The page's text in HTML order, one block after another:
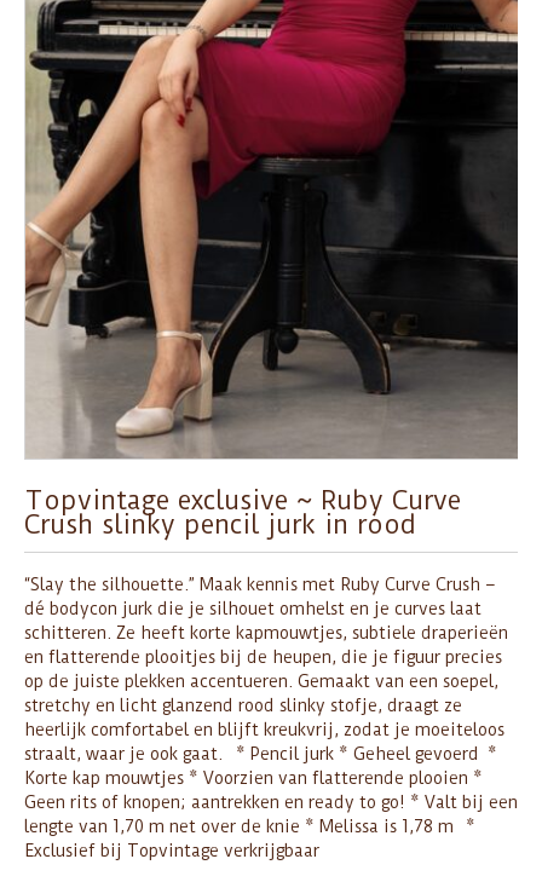
Topvintage exclusive ~ Ruby Curve
Crush slinky pencil jurk in rood
“Slay the silhouette.” Maak kennis met Ruby Curve Crush –
dé bodycon jurk die je silhouet omhelst en je curves laat
schitteren. Ze heeft korte kapmouwtjes, subtiele draperieën
en flatterende plooitjes bij de heupen, die je figuur precies
op de juiste plekken accentueren. Gemaakt van een soepel,
stretchy en licht glanzend rood slinky stofje, draagt ze
heerlijk comfortabel en blijft kreukvrij, zodat je moeiteloos
straalt, waar je ook gaat. * Pencil jurk * Geheel gevoerd *
Korte kap mouwtjes * Voorzien van flatterende plooien *
Geen rits of knopen; aantrekken en ready to go! * Valt bij een
lengte van 1,70 m net over de knie * Melissa is 1,78 m *
Exclusief bij Topvintage verkrijgbaar